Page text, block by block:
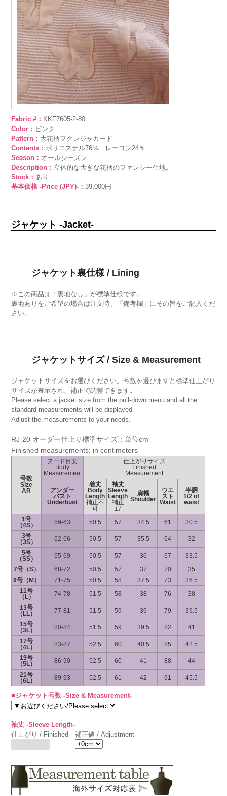
Fabric #： KKF7605-2-80
Color： ピンク
Pattern： 大花柄フクレジャカード
Contents：ポリエステル76％ レーヨン24％
Season： オールシーズン
Description： 立体的な大きな花柄のファンシー生地。
Stock：あり
基本価格 -Price (JPY)-：39,000円
ジャケット -Jacket-
ジャケット裏仕様 / Lining
※この商品は「裏地なし」が標準仕様です。
裏地ありをご希望の場合は注文時、「備考欄」にその旨をご記入くだ
さい。
ジャケットサイズ / Size & Measurement
ジャケットサイズをお選びください。号数を選びますと標準仕上がり
サイズが表示され、補正で調整できます。
Please select a jacket size from the pull-down menu and all the
standard measurements will be displayed.
Adjust the measurements to your needs.
RJ-20 オーダー仕上り標準サイズ：単位cm
Finished measurements: in centimeters
号数
Size
AR
ヌード目安
Body
Measurement
仕上がりサイズ
Finished
Measurement
アンダー
バスト
Underbust
着丈
Body
Length
補正不
可
袖丈
Sleeve
Length
補正
±7
肩幅
Shoulder
ウエ
スト
Waist
半胴
1/2 of
waist
1号
（4S）
59-63 50.5 57 34.5 61
30.5
3号
（3S）
62-66 50.5 57 35.5 64
32
5号
（SS）
65-69 50.5 57 36 67
33.5
7号（S）
68-72 50.5 57 37 70
35
9号（M）
71-75 50.5 58 37.5 73
36.5
11号
（L）
74-78 51.5 58 38 76
38
13号
（LL）
77-81 51.5 59 39 79
39.5
15号
（3L）
80-84 51.5 59 39.5 82
41
17号
（4L）
83-87 52.5 60 40.5 85
42.5
19号
（5L）
86-90 52.5 60 41 88
44
21号
（6L）
89-93 52.5 61 42 91 45.5
■ジャケット号数 -Size & Measurement-
袖丈 -Sleeve Length-
仕上がり / Finished
補正値 / Adjustment